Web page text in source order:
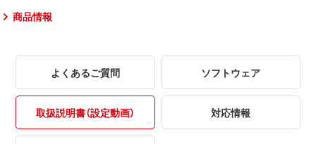
商品情報
よくあるご質問 ソフトウェア
取扱説明書（設定動画） 対応情報